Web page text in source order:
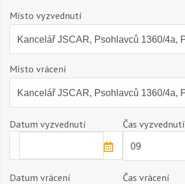
Místo vyzvednutí
Místo vrácení
Datum vyzvednutí Čas vyzvednutí
Datum vrácení Čas vrácení